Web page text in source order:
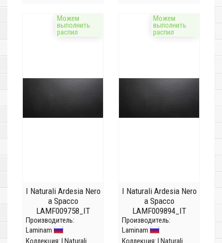
Можем
выполнить
распил
I Naturali Ardesia Nero
a Spacco
LAMF009758_IT
(Толщина 5мм)
Производитель:
Laminam
Коллекция: I Naturali
Можем
выполнить
распил
I Naturali Ardesia Nero
a Spacco
LAMF009894_IT
(Толщина 12 мм)
Производитель:
Laminam
Коллекция: I Naturali